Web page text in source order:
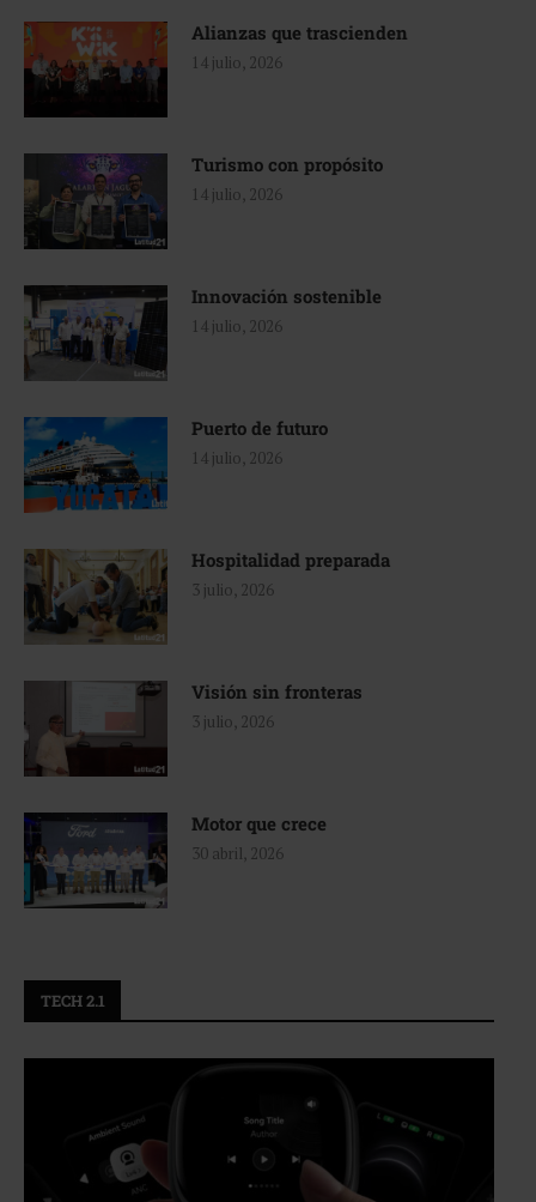
Alianzas que trascienden
14 julio, 2026
Turismo con propósito
14 julio, 2026
Innovación sostenible
14 julio, 2026
Puerto de futuro
14 julio, 2026
Hospitalidad preparada
3 julio, 2026
Visión sin fronteras
3 julio, 2026
Motor que crece
30 abril, 2026
TECH 2.1